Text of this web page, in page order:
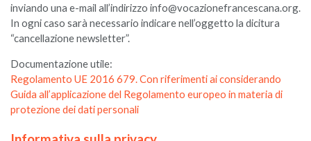
inviando una e-mail all’indirizzo info@vocazionefrancescana.org.
In ogni caso sarà necessario indicare nell’oggetto la dicitura
“cancellazione newsletter”.
Documentazione utile:
Regolamento UE 2016 679. Con riferimenti ai considerando
Guida all’applicazione del Regolamento europeo in materia di
protezione dei dati personali